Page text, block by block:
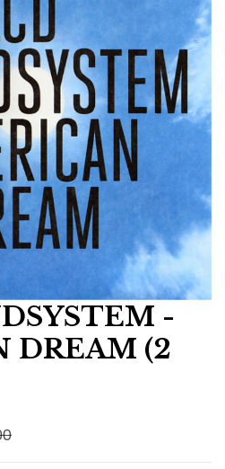
-
DREAM (2